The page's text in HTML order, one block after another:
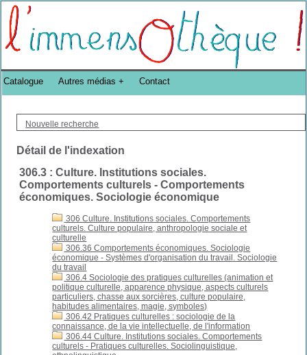
Bibliothèque DoucheFLUX Bibliotheek -->
Nouvelle recherche
Détail de l'indexation
306.3 : Culture. Institutions sociales.
Comportements culturels - Comportements
économiques. Sociologie économique
306 Culture. Institutions sociales. Comportements
culturels. Culture populaire, anthropologie sociale et
culturelle
306.36 Comportements économiques. Sociologie
économique - Systèmes d'organisation du travail. Sociologie
du travail
306.4 Sociologie des pratiques culturelles (animation et
politique culturelle, apparence physique, aspects culturels
particuliers, chasse aux sorcières, culture populaire,
habitudes alimentaires, magie, symboles)
306.42 Pratiques culturelles : sociologie de la
connaissance, de la vie intellectuelle, de l'information
306.44 Culture. Institutions sociales. Comportements
culturels - Pratiques culturelles. Sociolinguistique,
Catalogue Autres médias Contact